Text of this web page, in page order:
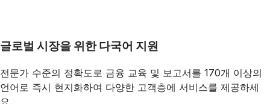
글로벌 시장을 위한 다국어 지원
전문가 수준의 정확도로 금융 교육 및 보고서를 170개 이상의
언어로 즉시 현지화하여 다양한 고객층에 서비스를 제공하세